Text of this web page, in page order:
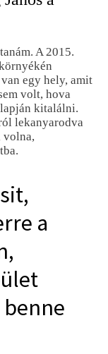
A 2015.
egy hely, amit
volt, hova
kitalálni.
lekanyarodva
volna,
a